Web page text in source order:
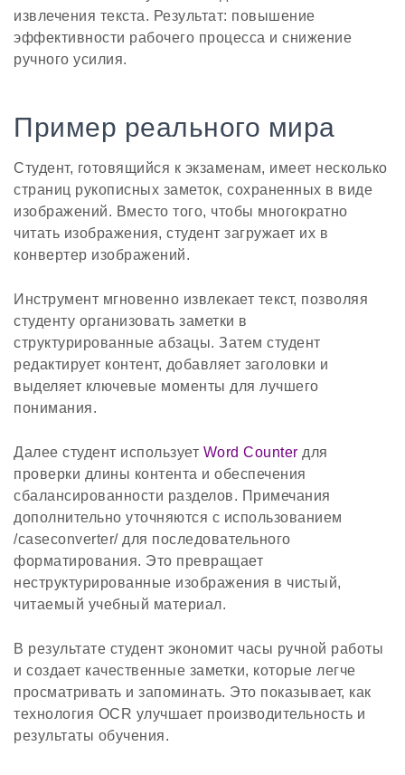
извлечения текста. Результат: повышение
эффективности рабочего процесса и снижение
ручного усилия.
Пример реального мира
Студент, готовящийся к экзаменам, имеет несколько
страниц рукописных заметок, сохраненных в виде
изображений. Вместо того, чтобы многократно
читать изображения, студент загружает их в
конвертер изображений.
Инструмент мгновенно извлекает текст, позволяя
студенту организовать заметки в
структурированные абзацы. Затем студент
редактирует контент, добавляет заголовки и
выделяет ключевые моменты для лучшего
понимания.
Далее студент использует Word Counter для
проверки длины контента и обеспечения
сбалансированности разделов. Примечания
дополнительно уточняются с использованием
/caseconverter/ для последовательного
форматирования. Это превращает
неструктурированные изображения в чистый,
читаемый учебный материал.
В результате студент экономит часы ручной работы
и создает качественные заметки, которые легче
просматривать и запоминать. Это показывает, как
технология OCR улучшает производительность и
результаты обучения.